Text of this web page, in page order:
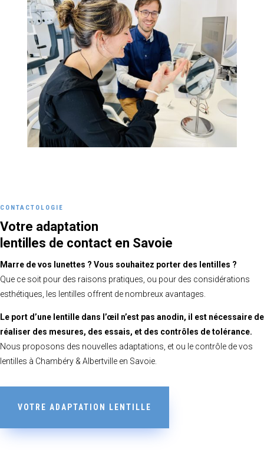
CONTACTOLOGIE
Votre adaptation
lentilles de contact en Savoie
Marre de vos lunettes ? Vous souhaitez porter des lentilles ?
Que ce soit pour des raisons pratiques, ou pour des considérations
esthétiques, les lentilles offrent de nombreux avantages.
Le port d’une lentille dans l’œil n’est pas anodin, il est nécessaire de
réaliser des mesures, des essais, et des contrôles de tolérance.
Nous proposons des nouvelles adaptations, et ou le contrôle de vos
lentilles à Chambéry & Albertville en Savoie.
VOTRE ADAPTATION LENTILLE